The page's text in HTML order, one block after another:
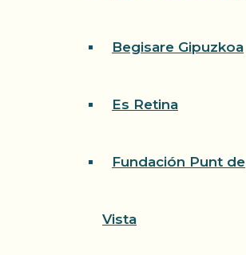
Begisare Gipuzkoa
Es Retina
Fundación Punt de
Vista